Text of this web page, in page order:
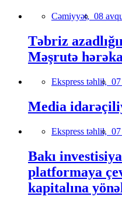
Cəmiyyət, 08
Təbriz
Məşrutə
Ekspress təhlil,
Media
Ekspress təhlil,
Bakı
platformaya
kapitalına